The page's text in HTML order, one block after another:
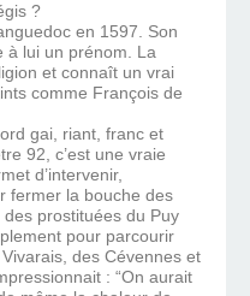
?
en 1597. Son
à lui un prénom. La
et connaît un vrai
comme François de
gai, riant, franc et
92, c’est une vraie
d’intervenir,
fermer la bouche des
prostituées du Puy
pour parcourir
des Cévennes et
: “On aurait